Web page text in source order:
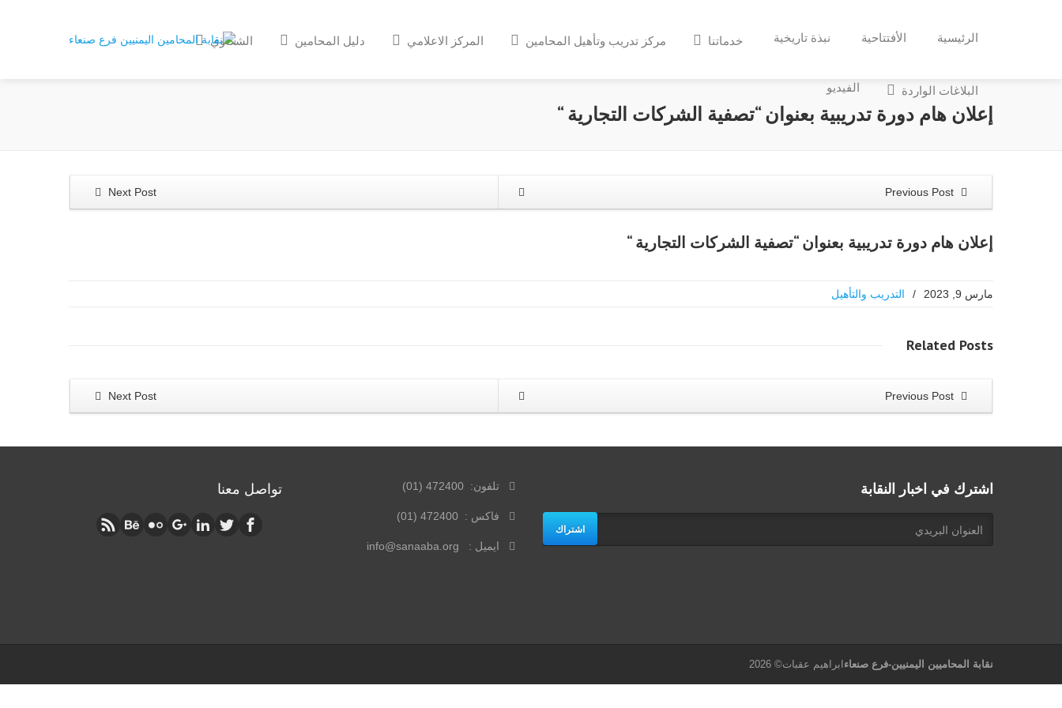
الرئيسية الأفتتاحية نبذة تاريخية خدماتنا مركز تدريب وتأهيل المحامين المركز الاعلامي دليل المحامين الشكاوي
البلاغات الواردة الفيديو
إعلان هام دورة تدريبية بعنوان “تصفية الشركات التجارية “
Next Post
إعلان هام دورة تدريبية بعنوان “تصفية الشركات التجارية “
مارس 9, 2023 / التدريب والتأهيل
Related Posts
Next Post
تواصل معنا تلفون: 472400 (01)
فاكس : 472400 (01)
ايميل : info@sanaaba.org
اشترك في اخبار النقابة
اشتراك
نقابة المحاميين اليمنيين-فرع صنعاء ابراهيم عقبات© 2026